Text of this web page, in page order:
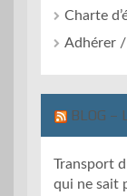
Charte
Adhérer /
BLOG –
Transport
qui ne sait